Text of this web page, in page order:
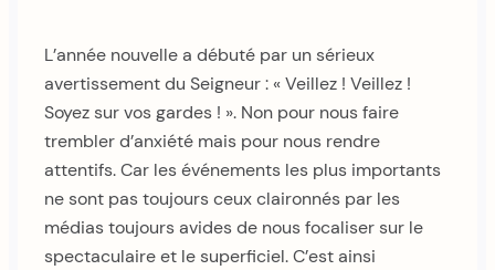
L’année nouvelle a débuté par un sérieux
avertissement du Seigneur : « Veillez ! Veillez !
Soyez sur vos gardes ! ». Non pour nous faire
trembler d’anxiété mais pour nous rendre
attentifs. Car les événements les plus importants
ne sont pas toujours ceux claironnés par les
médias toujours avides de nous focaliser sur le
spectaculaire et le superficiel. C’est ainsi